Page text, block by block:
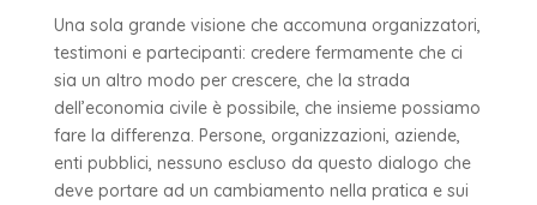
Una sola grande visione che accomuna organizzatori,
testimoni e partecipanti: credere fermamente che ci
sia un altro modo per crescere, che la strada
dell’economia civile è possibile, che insieme possiamo
fare la differenza. Persone, organizzazioni, aziende,
enti pubblici, nessuno escluso da questo dialogo che
deve portare ad un cambiamento nella pratica e sui